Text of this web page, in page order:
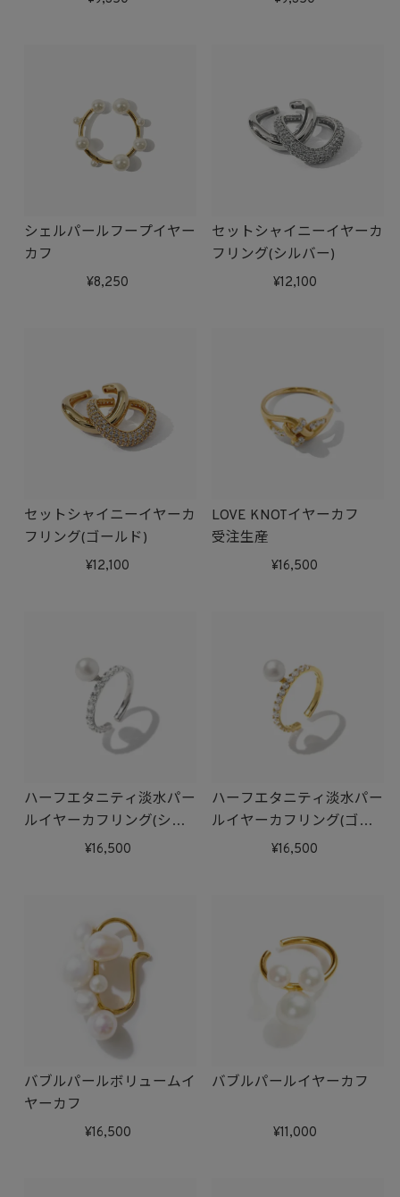
シェルパールフープイヤー
カフ
8,250
セットシャイニーイヤーカ
フリング(シルバー)
12,100
セットシャイニーイヤーカ
フリング(ゴールド)
12,100
LOVE KNOTイヤーカフ
受注生産
16,500
ハーフエタニティ淡水パー
ルイヤーカフリング(シル
16,500
ハーフエタニティ淡水パー
ルイヤーカフリング(ゴー
16,500
バブルパールボリュームイ
ヤーカフ
16,500
バブルパールイヤーカフ
11,000